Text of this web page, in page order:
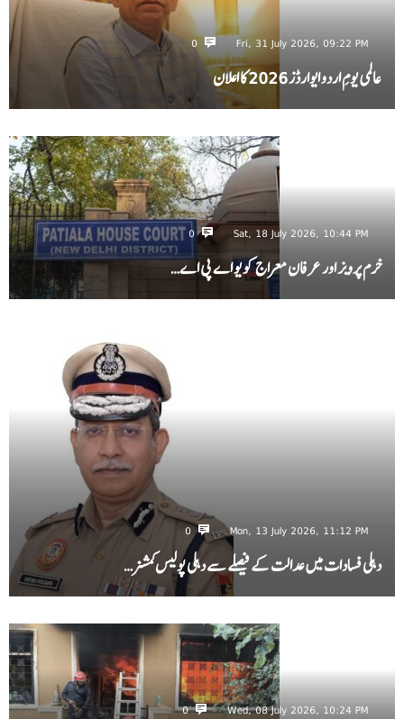
Fri, 31 July 2026, 09:22 PM
0
عالمی یومِ اردو ایوارڈز 2026 کا اعلان
Sat, 18 July 2026, 10:44 PM
0
خرم پرویز اور عرفان معراج کو یو اے پی اے…
Mon, 13 July 2026, 11:12 PM
0
دہلی فسادات میں عدالت کے فیصلے سے دہلی پولیس کمشنر…
Wed, 08 July 2026, 10:24 PM
0